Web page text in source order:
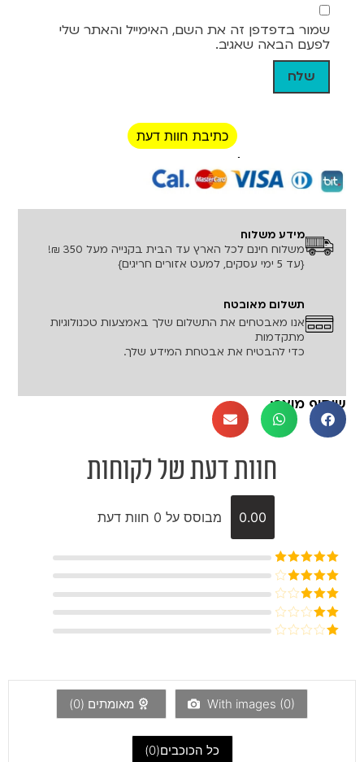
שמור בדפדפן זה את השם, האימייל והאתר שלי
לפעם הבאה שאגיב.
כתיבת חוות דעת
רכישה מאובטחת!
מידע משלוח
משלוח חינם לכל הארץ עד הבית בקנייה מעל 350 ₪!
{עד 5 ימי עסקים, למעט אזורים חריגים}
תשלום מאובטח
אנו מאבטחים את התשלום שלך באמצעות טכנולוגיות
מתקדמות
כדי להבטיח את אבטחת המידע שלך.
שיתוף מוצר:
חוות דעת של לקוחות
0.00 מבוסס על 0 חוות דעת
דורג5מתוך
5
דורג4
דורג3
מתוך 5
דורג
5
With images (0) מאומתים (0
)
כל הכוכבים(0
)